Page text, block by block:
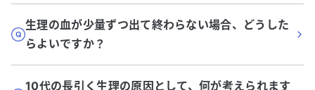
生理の血が少量ずつ出て終わらない場合、どうした
らよいですか？
10代の長引く生理の原因として、何が考えられます